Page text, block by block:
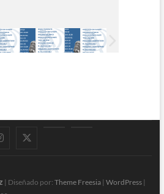
Instagram
| Diseñado por: Theme Freesia| WordPress|